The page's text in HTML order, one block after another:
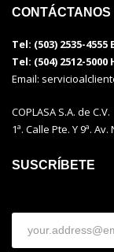
CONTÁCTANOS
Tel: (503) 2535-
Tel: (504) 2512-
Email:
COPLASA S.A. de C.V.
1ª. Calle Pte. Y 9ª.
SUSCRÍBETE